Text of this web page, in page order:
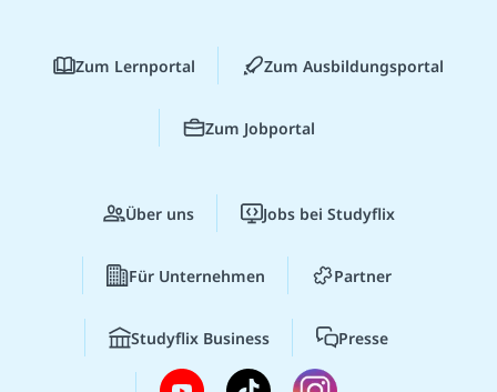
Zum Lernportal Zum Ausbildungsportal
Zum Jobportal
Über uns Jobs bei Studyflix
Für Unternehmen Partner
Studyflix Business Presse